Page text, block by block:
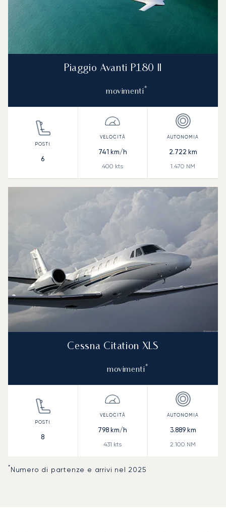
Piaggio Avanti P180 II
movimenti*
6
741 km/h
400 kts
2.722 km
1.470 NM
Cessna Citation XLS
movimenti*
8
798 km/h
431 kts
3.889km
2.100 NM
*Numero di partenze e arrivi nel 2025